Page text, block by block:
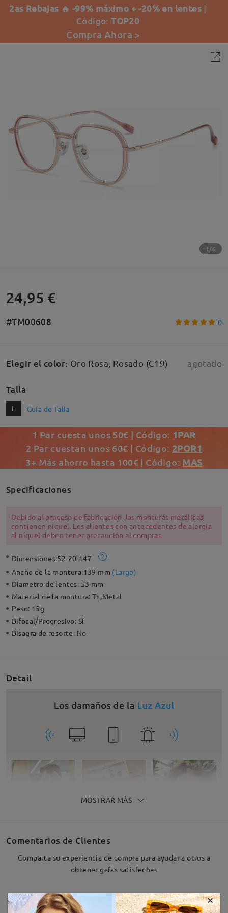
2as Rebajas 🔥 -99% máximo + -20% en lentes |
Código:TOP20
Compra Ahora >
1/6
24,95 €
#TM00608 0
Elegir el color: Oro Rosa, Rosado (C19) agotado
Talla
L Guía de Talla
1 Par cuesta unos 50€ | Código: 1PAR
2 Par cuestan unos 60€ | Código: 2POR1
3+ Más ahorro hasta 100€ | Código: MAS
Specificaciones
Debido al proceso de fabricación, las monturas metálicas
contienen níquel. Los clientes con antecedentes de alergia
al níquel deben tener precaución al comprar.
Dimensiones:52-20-147
Ancho de la montura:139 mm (Largo)
Diametro de lentes: 53 mm
Material de la montura:Tr ,Metal
Peso: 15g
Bifocal/Progresivo: Sí
Bisagra de resorte: No
Detail
MOSTRAR MÁS
Comentarios de Clientes
Comparta su experiencia de compra para ayudar a otros a
obtener gafas satisfechas
Deje su comentario ×